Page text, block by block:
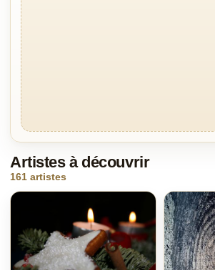
Artistes à découvrir
161 artistes